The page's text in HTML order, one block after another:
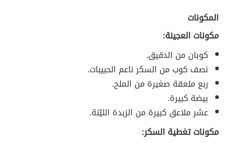
المكونات
مكونات العجينة:
كوبان من الدقيق.
نصف كوب من السكر ناعم الحبيبات.
ربع ملعقة صغيرة من الملح.
بيضة كبيرة.
عشر ملاعق كبيرة من الزبدة الليّنة.
مكونات تغطية السكر: